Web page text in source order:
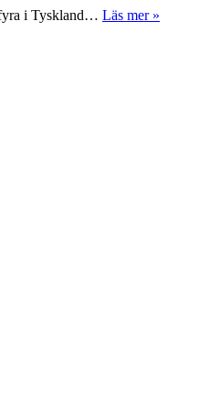
fyra i Tyskland… Läs mer »